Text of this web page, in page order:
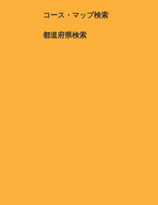
コース・マップ検索
都道府県検索